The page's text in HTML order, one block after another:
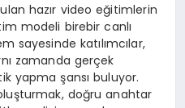
hazır video eğitimlerin
modeli birebir canlı
sayesinde katılımcılar,
zamanda gerçek
yapma şansı buluyor.
doğru anahtar